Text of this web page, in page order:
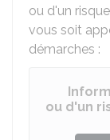
ou d'un
vous soit
démarches :
ou d'un